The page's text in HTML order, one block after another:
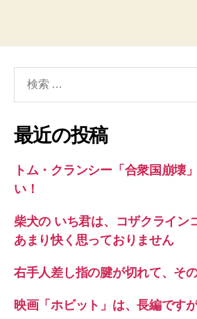
象:
最近の投稿
トム・クランシー「合衆国崩壊
い！
柴犬の いち君は、コザクライン
あまり快く思っておりません
右手人差し指の腱が切れて、そ
映画「ホビット」は、長編です